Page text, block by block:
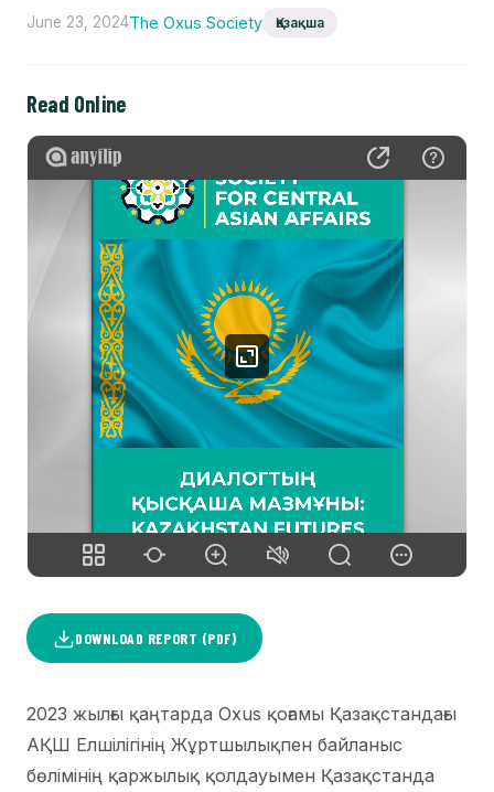
June 23, 2024The Oxus Society Қазақша
Read Online
DOWNLOAD REPORT (PDF)
2023 жылғы қаңтарда Oxus қоғамы Қазақстандағы
АҚШ Елшілігінің Жұртшылықпен байланыс
бөлімінің қаржылық қолдауымен Қазақстанда